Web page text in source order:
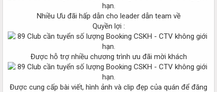
Nhiều Ưu đãi hấp dẫn cho leader dẫn team về
Quyền lợi :
Được hỗ trợ nhiều chương trình ưu đãi mời khách
Được cung cấp bài viết, hình ảnh và clip đẹp của quán để đăng